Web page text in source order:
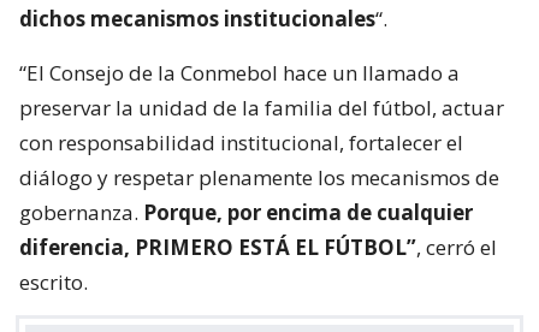
dichos mecanismos institucionales“.
“El Consejo de la Conmebol hace un llamado a
preservar la unidad de la familia del fútbol, actuar
con responsabilidad institucional, fortalecer el
diálogo y respetar plenamente los mecanismos de
gobernanza. Porque, por encima de cualquier
diferencia, PRIMERO ESTÁ EL FÚTBOL”, cerró el
escrito.